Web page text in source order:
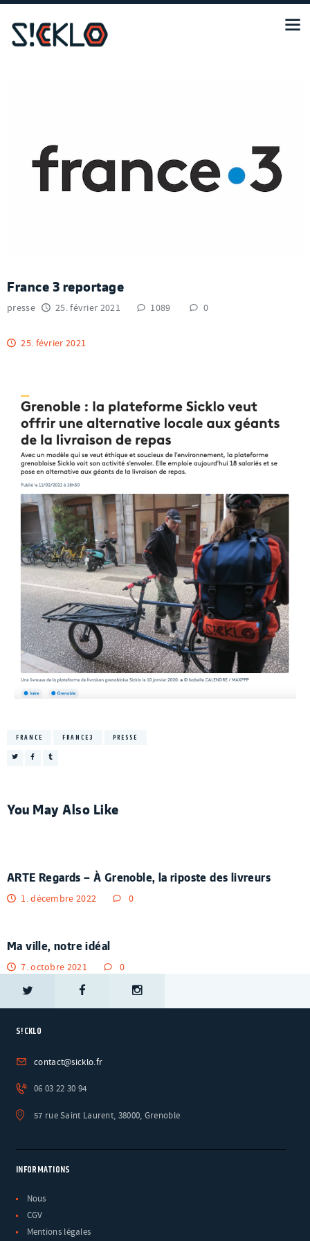
France 3 reportage
presse 25. février 2021 1089 0
25. février 2021
FRANCE FRANCE3 PRESSE
You May Also Like
ARTE Regards – À Grenoble, la riposte des livreurs
1. décembre 2022 0
Ma ville, notre idéal
7. octobre 2021 0
S!CKLO
contact@sicklo.fr
06 03 22 30 94
57 rue Saint Laurent, 38000, Grenoble
INFORMATIONS
Nous
CGV
Mentions légales